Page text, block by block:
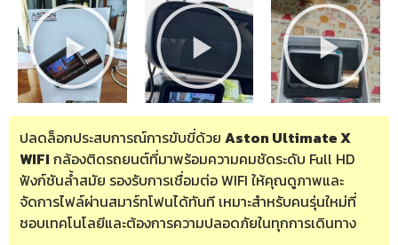
ปลดล็อกประสบการณ์การขับขี่ด้วย Aston Ultimate X
WIFI กล้องติดรถยนต์ที่มาพร้อมความคมชัดระดับ Full HD
ฟังก์ชันล้ำสมัย รองรับการเชื่อมต่อ WIFI ให้คุณดูภาพและ
จัดการไฟล์ผ่านสมาร์ทโฟนได้ทันที เหมาะสำหรับคนรุ่นใหม่ที่
ชอบเทคโนโลยีและต้องการความปลอดภัยในทุกการเดินทาง